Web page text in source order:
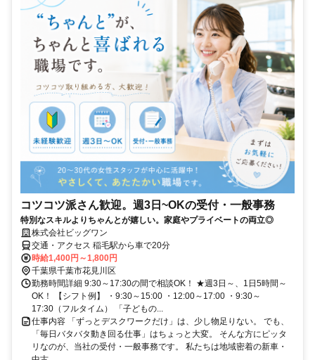
コツコツ派さん歓迎。週3日~OKの受付・一般事務
特別なスキルよりちゃんとが嬉しい。家庭やプライベートの両立◎
株式会社ビッグワン
交通・アクセス 稲毛駅から車で20分
時給1,400円～1,800円
千葉県千葉市花見川区
勤務時間詳細 9:30～17:30の間で相談OK！ ★週3日～、1日5時間～
OK！ 【シフト例】 ・9:30～15:00 ・12:00～17:00 ・9:30～
17:30（フルタイム） 「子どもの...
仕事内容 「ずっとデスクワークだけ」は、少し物足りない。 でも、
「毎日バタバタ動き回る仕事」はちょっと大変。 そんな方にピッタ
リなのが、当社の受付・一般事務です。 私たちは地域密着の新車・